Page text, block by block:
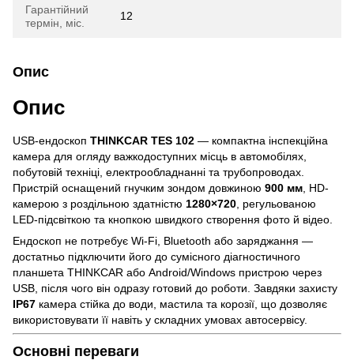
Гарантійний
термін, міс.
12
Опис
Опис
USB-ендоскоп THINKCAR TES 102 — компактна інспекційна
камера для огляду важкодоступних місць в автомобілях,
побутовій техніці, електрообладнанні та трубопроводах.
Пристрій оснащений гнучким зондом довжиною 900 мм , HD-
камерою з роздільною здатністю 1280×720 , регульованою
LED-підсвіткою та кнопкою швидкого створення фото й відео.
Ендоскоп не потребує Wi-Fi, Bluetooth або заряджання —
достатньо підключити його до сумісного діагностичного
планшета THINKCAR або Android/Windows пристрою через
USB, після чого він одразу готовий до роботи. Завдяки захисту
IP67 камера стійка до води, мастила та корозії, що дозволяє
використовувати її навіть у складних умовах автосервісу.
Основні переваги